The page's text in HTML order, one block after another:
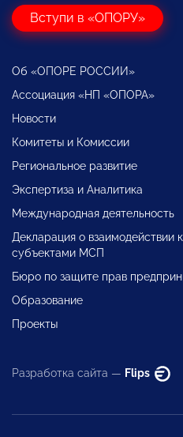
Вступи в «ОПОРУ»
Об «ОПОРЕ РОССИИ»
Ассоциация «НП «ОПОРА»
Новости
Комитеты и Комиссии
Региональное развитие
Экспертиза и Аналитика
Международная деятельность
Декларация о взаимодействии
субъектами МСП
Бюро по защите прав
Образование
Проекты
Разработка сайта — Flips